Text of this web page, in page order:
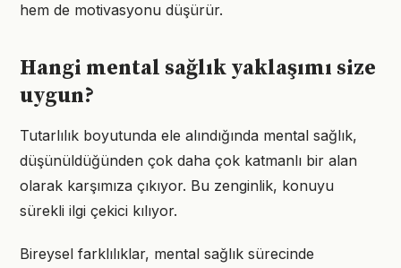
hem de motivasyonu düşürür.
Hangi mental sağlık yaklaşımı size
uygun?
Tutarlılık boyutunda ele alındığında mental sağlık,
düşünüldüğünden çok daha çok katmanlı bir alan
olarak karşımıza çıkıyor. Bu zenginlik, konuyu
sürekli ilgi çekici kılıyor.
Bireysel farklılıklar, mental sağlık sürecinde